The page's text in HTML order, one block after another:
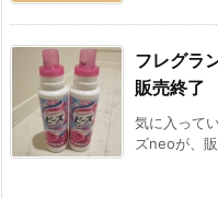
フレグラ
販売終了
気に入って
ズneoが、